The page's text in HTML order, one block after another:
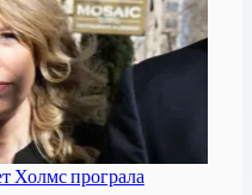
Холмс програла